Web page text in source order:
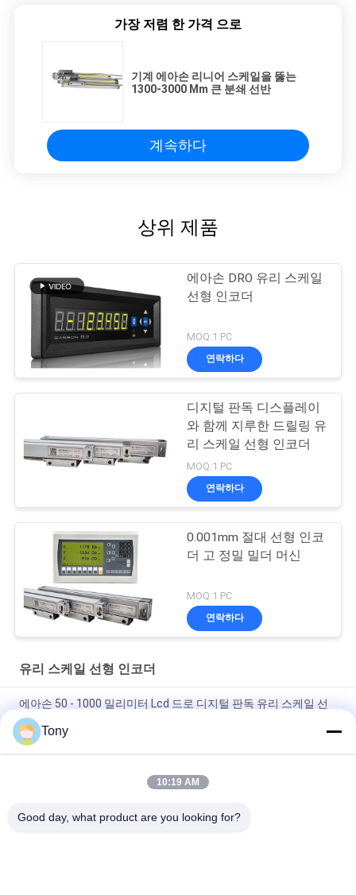
가장 저렴 한 가격 으로
기계 에아손 리니어 스케일을 뚫는
1300-3000 Mm 큰 분쇄 선반
계속하다
상위 제품
에아손 DRO 유리 스케일
선형 인코더
MOQ:1 PC
연락하다
디지털 판독 디스플레이
와 함께 지루한 드릴링 유
리 스케일 선형 인코더
MOQ:1 PC
연락하다
0.001mm 절대 선형 인코
더 고 정밀 밀더 머신
MOQ:1 PC
연락하다
유리 스케일 선형 인코더
에아손 50 - 1000 밀리미터 Lcd 드로 디지털 판독 유리 스케일 선
형 인코더
20 마이크론 선반 기계 드로 디지털 판독 DRO 유리 스케일 선형 인
Tony
10:19 AM
Good day, what product are you looking for?